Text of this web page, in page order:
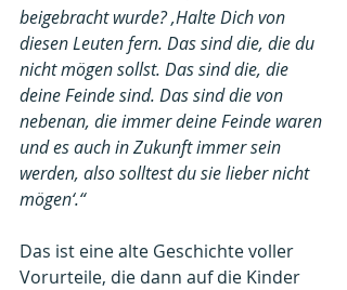
beigebracht wurde? ‚Halte Dich von
diesen Leuten fern. Das sind die, die du
nicht mögen sollst. Das sind die, die
deine Feinde sind. Das sind die von
nebenan, die immer deine Feinde waren
und es auch in Zukunft immer sein
werden, also solltest du sie lieber nicht
mögen‘.“
Das ist eine alte Geschichte voller
Vorurteile, die dann auf die Kinder